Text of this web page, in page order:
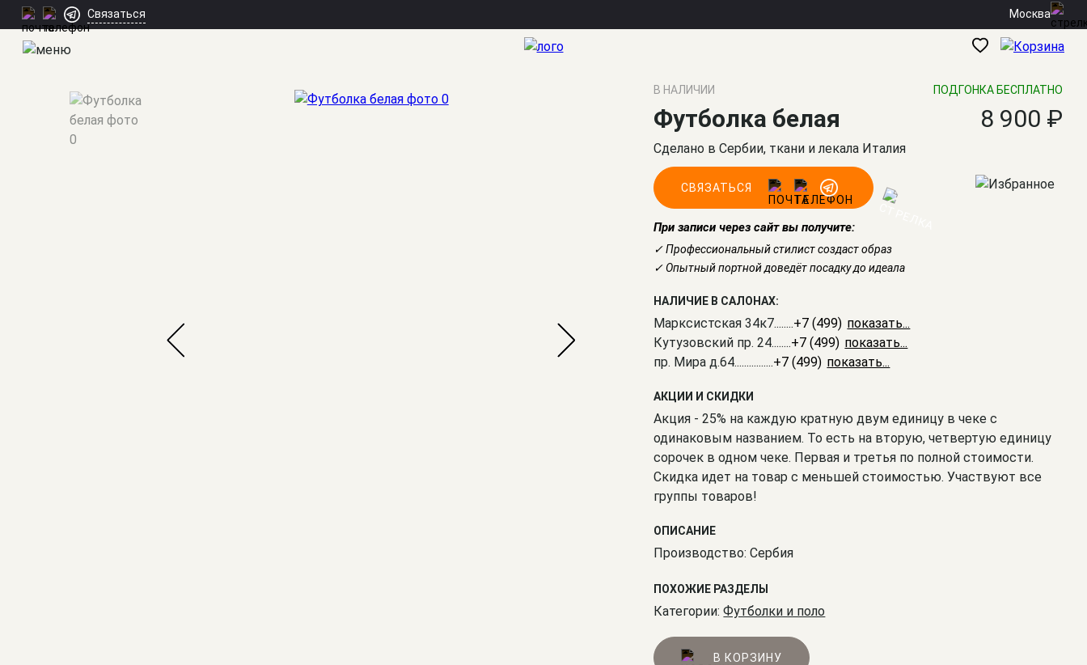
Связаться Москва
Мужские костюмы
В НАЛИЧИИ ПОДГОНКА БЕСПЛАТНО
Футболка белая 8 900 ₽
Сделано в Сербии, ткани и лекала Италия
СВЯЗАТЬСЯ
При записи через сайт вы получите:
✓ Профессиональный стилист создаст образ
✓ Опытный портной доведёт посадку до идеала
НАЛИЧИЕ В САЛОНАХ:
Марксистская 34к7........+7 (499) 350-41-77
Кутузовский пр. 24........+7 (499) 703-20-90
пр. Мира д.64................+7 (499) 350-51-05
АКЦИИ И СКИДКИ
Акция - 25% на каждую кратную двум единицу в чеке с
одинаковым названием. То есть на вторую, четвертую единицу
сорочек в одном чеке. Первая и третья по полной стоимости.
Скидка идет на товар с меньшей стоимостью. Участвуют все
группы товаров!
ОПИСАНИЕ
Производство: Сербия
ПОХОЖИЕ РАЗДЕЛЫ
Категории:Футболки и поло
В КОРЗИНУ